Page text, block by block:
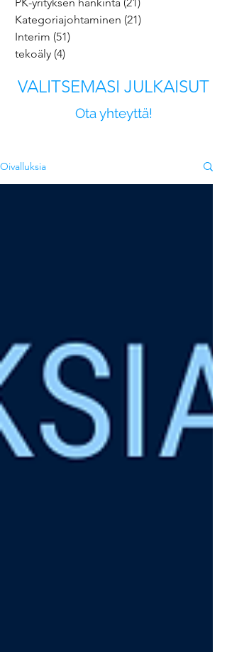
Kategoriajohtaminen (21)
Interim (51)
tekoäly (4)
VALITSEMASI JULKAISUT
Ota yhteyttä!
Oivalluksia